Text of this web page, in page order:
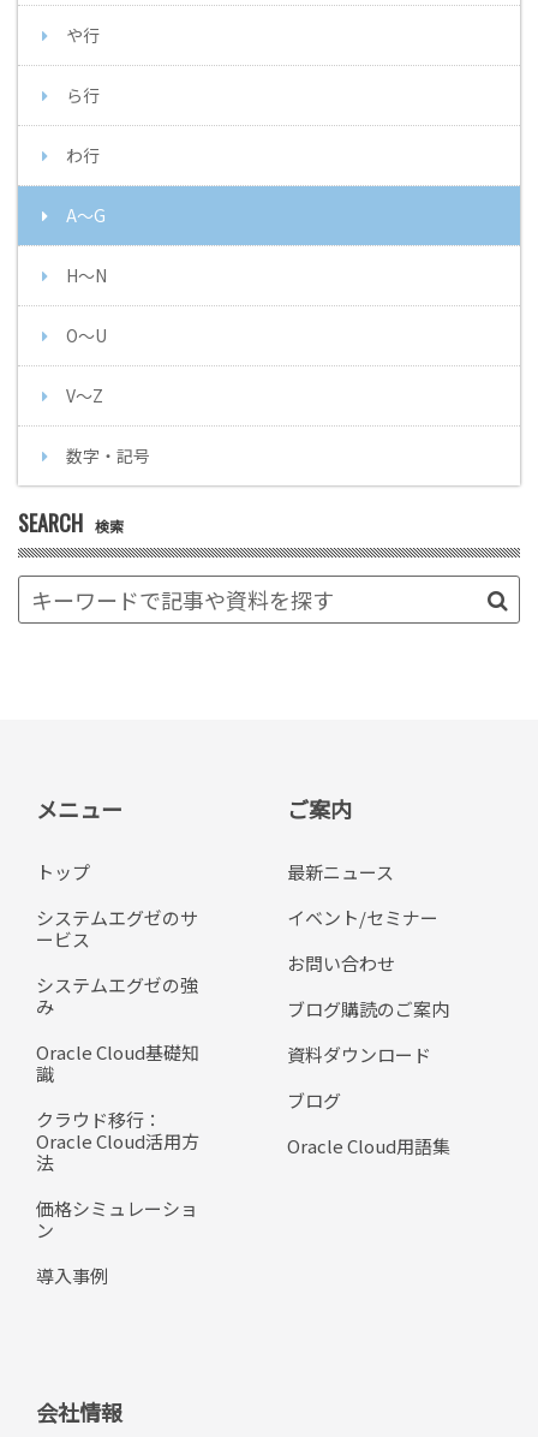
や行
ら行
わ行
A～G
H～N
O～U
V～Z
数字・記号
SEARCH 検索
メニュー
トップ
システムエグゼのサ
ービス
システムエグゼの強
み
Oracle Cloud基礎知
識
クラウド移行：
Oracle Cloud活用方
法
価格シミュレーショ
ン
導入事例
ご案内
最新ニュース
イベント/セミナー
お問い合わせ
ブログ購読のご案内
資料ダウンロード
ブログ
Oracle Cloud用語集
会社情報